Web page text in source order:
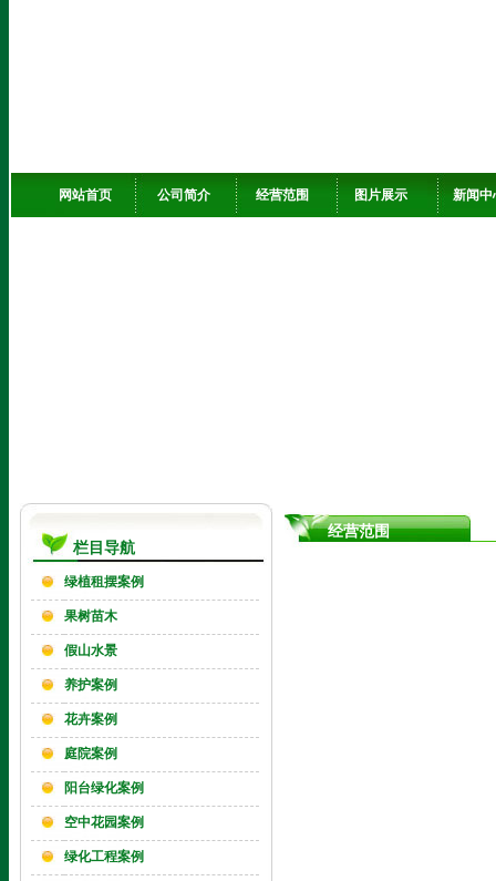
网站首页 公司简介 经营范围 图片展示 新闻中
栏目导航
绿植租摆案例
果树苗木
假山水景
养护案例
花卉案例
庭院案例
阳台绿化案例
空中花园案例
绿化工程案例
经营范围